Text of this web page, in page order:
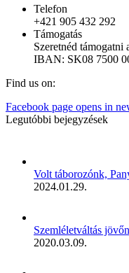
Telefon
+421 905 432 292
Támogatás
Szeretnéd támogatni
IBAN: SK08 7500
Find us on:
Facebook page opens in
Legutóbbi bejegyzések
Volt táborozónk,
2024.01.29.
Szemléletváltás
2020.03.09.